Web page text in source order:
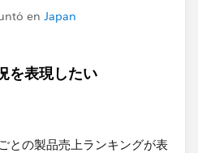
en Japan
を表現したい
との製品売上ランキングが表